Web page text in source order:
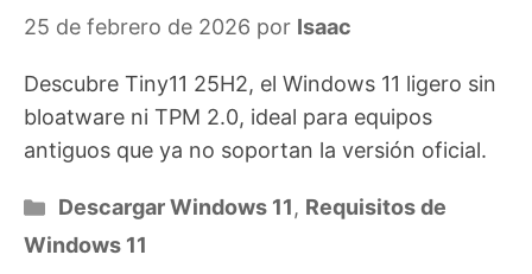
25 de febrero de 2026 por Isaac
Descubre Tiny11 25H2, el Windows 11 ligero sin
bloatware ni TPM 2.0, ideal para equipos
antiguos que ya no soportan la versión oficial.
Categorías
Descargar Windows 11, Requisitos de
Windows 11